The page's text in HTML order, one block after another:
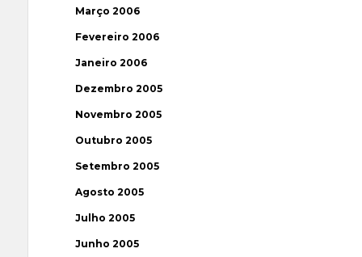
Março 2006
Fevereiro 2006
Janeiro 2006
Dezembro 2005
Novembro 2005
Outubro 2005
Setembro 2005
Agosto 2005
Julho 2005
Junho 2005